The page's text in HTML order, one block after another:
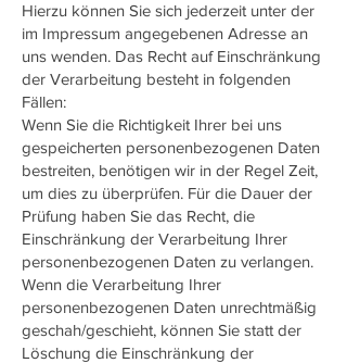
Hierzu können Sie sich jederzeit unter der
im Impressum angegebenen Adresse an
uns wenden. Das Recht auf Einschränkung
der Verarbeitung besteht in folgenden
Fällen:
Wenn Sie die Richtigkeit Ihrer bei uns
gespeicherten personenbezogenen Daten
bestreiten, benötigen wir in der Regel Zeit,
um dies zu überprüfen. Für die Dauer der
Prüfung haben Sie das Recht, die
Einschränkung der Verarbeitung Ihrer
personenbezogenen Daten zu verlangen.
Wenn die Verarbeitung Ihrer
personenbezogenen Daten unrechtmäßig
geschah/geschieht, können Sie statt der
Löschung die Einschränkung der